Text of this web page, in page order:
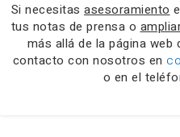
Si necesitas asesoramiento
tus notas de prensa o
más allá de la página web
contacto con nosotros en
o en el